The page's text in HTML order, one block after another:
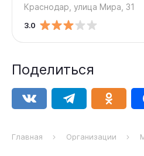
Краснодар, улица Мира, 31
3.0
Поделиться
Главная Организации